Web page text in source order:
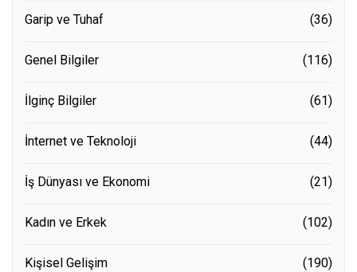
Garip ve Tuhaf (36)
Genel Bilgiler (116)
İlginç Bilgiler (61)
İnternet ve Teknoloji (44)
İş Dünyası ve Ekonomi (21)
Kadın ve Erkek (102)
Kişisel Gelişim (190)